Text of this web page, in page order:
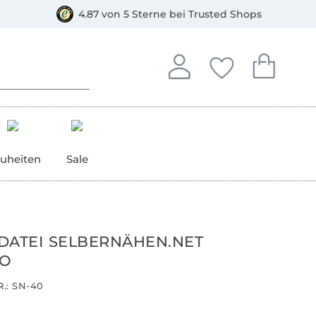
4.87 von 5 Sterne bei Trusted Shops
Anmelden
In deinem Konto
Deine
Du hast keine
Dein
Du hast
Sale
SELBERNÄHEN.NET
SN-40